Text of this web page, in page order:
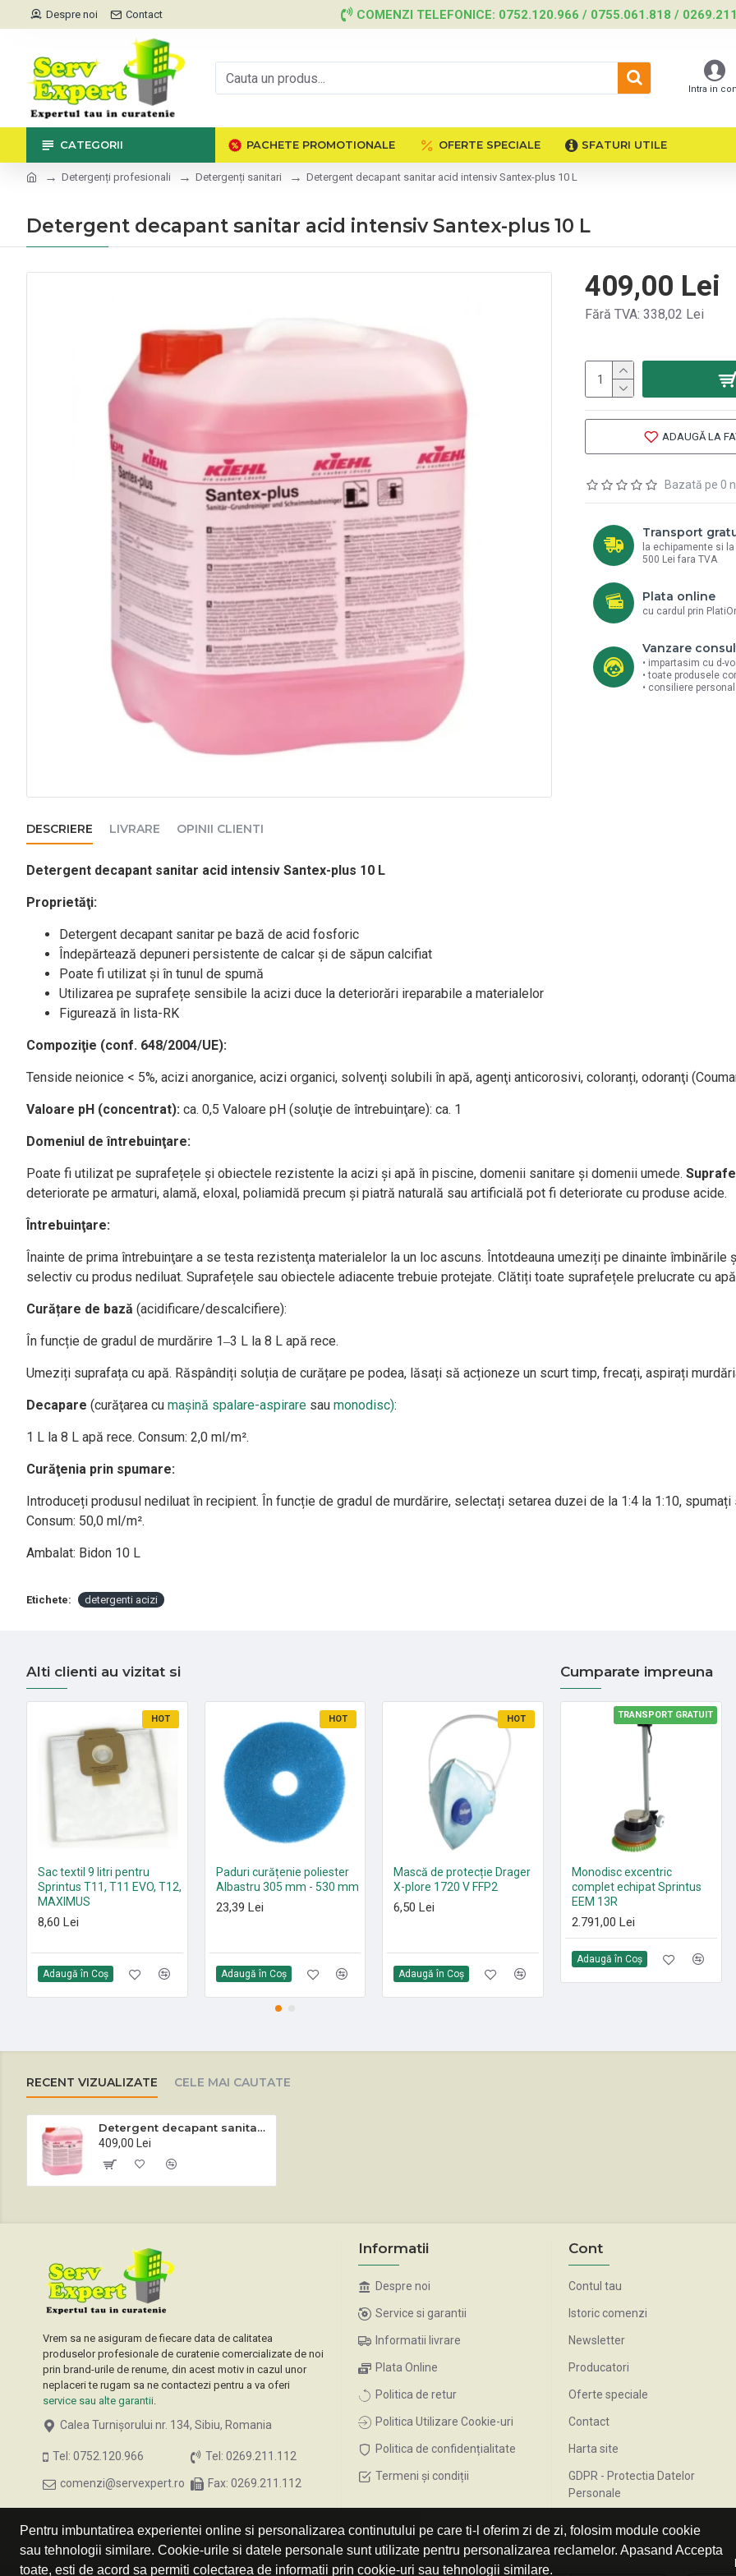
Pentru imbuntatirea experientei online si personalizarea continutului pe care ti-l oferim zi de zi, folosim module cookie
sau tehnologii similare. Cookie-urile si datele personale sunt utilizate pentru personalizarea reclamelor. Apasand Accepta
toate, esti de acord sa permiti colectarea de informatii prin cookie-uri sau tehnologii similare.
Despre noi Contact COMENZI TELEFONICE: 0752.120.966 / 0755.061.818 /
Intra in
CATEGORII PACHETE PROMOTIONALE OFERTE SPECIALE SFATURI UTILE
Detergenți profesionali Detergenți sanitari Detergent decapant sanitar acid intensiv Santex-plus 10 L
Detergent decapant sanitar acid intensiv Santex-plus 10 L
Bazată pe 0
409,00 Lei
Fără TVA: 338,02 Lei
ADAUGĂ LA
Transport
la echipamente si
500 Lei fara TVA
Plata online
cu cardul prin
Vanzare
• impartasim cu d-
• toate produsele
• consiliere
DESCRIERE LIVRARE OPINII CLIENTI
Detergent decapant sanitar acid intensiv Santex-plus 10 L
Proprietăţi:
Detergent decapant sanitar pe bază de acid fosforic
Îndepărtează depuneri persistente de calcar și de săpun calcifiat
Poate fi utilizat și în tunul de spumă
Utilizarea pe suprafețe sensibile la acizi duce la deteriorări ireparabile a materialelor
Figurează în lista-RK
Compoziţie (conf. 648/2004/UE):
Tenside neionice < 5%, acizi anorganice, acizi organici, solvenţi solubili în apă, agenţi anticorosivi, coloranți, odoranţi
Valoare pH (concentrat): ca. 0,5 Valoare pH (soluţie de întrebuinţare): ca. 1
Domeniul de întrebuinţare:
Poate fi utilizat pe suprafețele și obiectele rezistente la acizi și apă în piscine, domenii sanitare și domenii umede.
deteriorate pe armaturi, alamă, eloxal, poliamidă precum și piatră naturală sau artificială pot fi deteriorate cu produse acide.
Întrebuinţare:
Înainte de prima întrebuinţare a se testa rezistenţa materialelor la un loc ascuns. Întotdeauna umeziți pe dinainte
selectiv cu produs nediluat. Suprafețele sau obiectele adiacente trebuie protejate. Clătiți toate suprafețele prelucrate cu
Curățare de bază (acidificare/descalcifiere):
În funcție de gradul de murdărire 1‒3 L la 8 L apă rece.
Umeziți suprafața cu apă. Răspândiți soluția de curățare pe podea, lăsați să acționeze un scurt timp, frecați, aspirați
Decapare (curăţarea cu maşină spalare-aspirare sau monodisc):
1 L la 8 L apă rece. Consum: 2,0 ml/m².
Curăţenia prin spumare:
Introduceți produsul nediluat în recipient. În funcție de gradul de murdărire, selectați setarea duzei de la 1:4 la 1:10,
Consum: 50,0 ml/m².
Ambalat: Bidon 10 L
Etichete: detergenti acizi
Alti clienti au vizitat si
HOT
Sac textil 9 litri pentru
Sprintus T11, T11 EVO, T12,
MAXIMUS
8,60 Lei
Adaugă în Coş
HOT
Paduri curățenie poliester
Albastru 305 mm - 530 mm
23,39 Lei
Adaugă în Coş
HOT
Mască de protecție Drager
X-plore 1720 V FFP2
6,50 Lei
Adaugă în Coş
HOT
Paduri curățenie poliester
Roșu 305 mm - 530 mm
21,35 Lei
Cumparate impreuna
TRANSPORT GRATUIT
Monodisc excentric
complet echipat Sprintus
EEM 13R
2.791,00 Lei
Adaugă în Coş
RECENT VIZUALIZATE CELE MAI CAUTATE
Detergent decapant sanitar acid intensiv Santex-plus 10 L
409,00 Lei
Vrem sa ne asiguram de fiecare data de calitatea
produselor profesionale de curatenie comercializate de noi
prin brand-urile de renume, din acest motiv in cazul unor
neplaceri te rugam sa ne contactezi pentru a va oferi
service sau alte garantii.
Calea Turnișorului nr. 134, Sibiu, Romania
Tel: 0752.120.966
comenzi@servexpert.ro
Tel: 0269.211.112
Fax: 0269.211.112
Informatii
Despre noi
Service si garantii
Informatii livrare
Plata Online
Politica de retur
Politica Utilizare Cookie-uri
Politica de confidențialitate
Termeni și condiții
Cont
Contul tau
Istoric comenzi
Newsletter
Producatori
Oferte speciale
Contact
Harta site
GDPR - Protectia Datelor
Personale